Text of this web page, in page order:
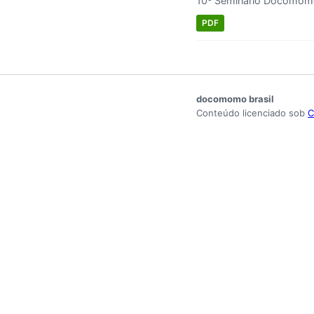
PDF
docomomo brasil
Conteúdo licenciado sob